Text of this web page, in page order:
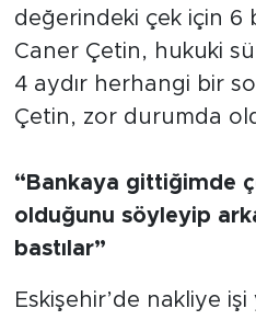
değerindeki çek için 6
Caner Çetin, hukuki
4 aydır herhangi bir
Çetin, zor durumda
“Bankaya gittiğimde
olduğunu söyleyip
bastılar”
Eskişehir’de nakliye